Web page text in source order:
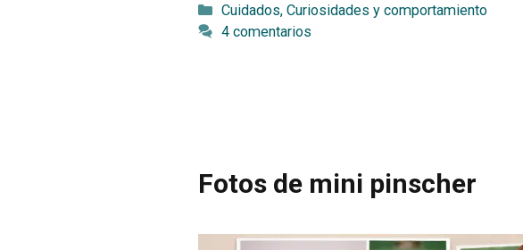
Categorías
Cuidados, Curiosidades y comportamiento
4 comentarios
Fotos de mini pinscher